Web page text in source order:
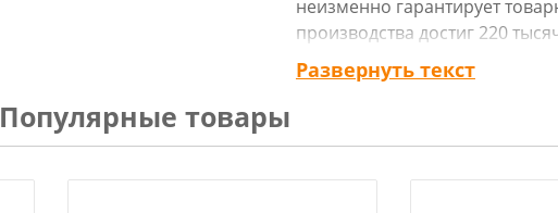
неизменно гарантирует
производства достиг 220
2004 году "Эльф" открыл
производителей, что
Развернуть текст
Популярные товары